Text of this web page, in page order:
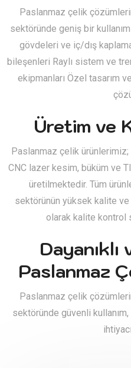
Paslanmaz çelik
sektöründe geniş bir
gövdeleri ve iç/dış
bileşenleri Raylı sistem ve
ekipmanları Özel tasarım
Üretim ve
Paslanmaz çelik
CNC lazer kesim, büküm ve
üretilmektedir. Tüm
sektörünün yüksek kalite ve
olarak kalite kontrol
Paslanmaz
Paslanmaz çelik
sektöründe güvenli